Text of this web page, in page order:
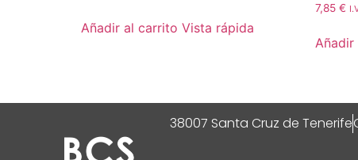
Añadir al carrito Vista rápida
7,85 €
38007 Santa Cruz de Tenerife